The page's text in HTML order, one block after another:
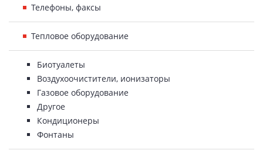
Телефоны, факсы
Тепловое оборудование
Биотуалеты
Воздухоочистители, ионизаторы
Газовое оборудование
Другое
Кондиционеры
Фонтаны